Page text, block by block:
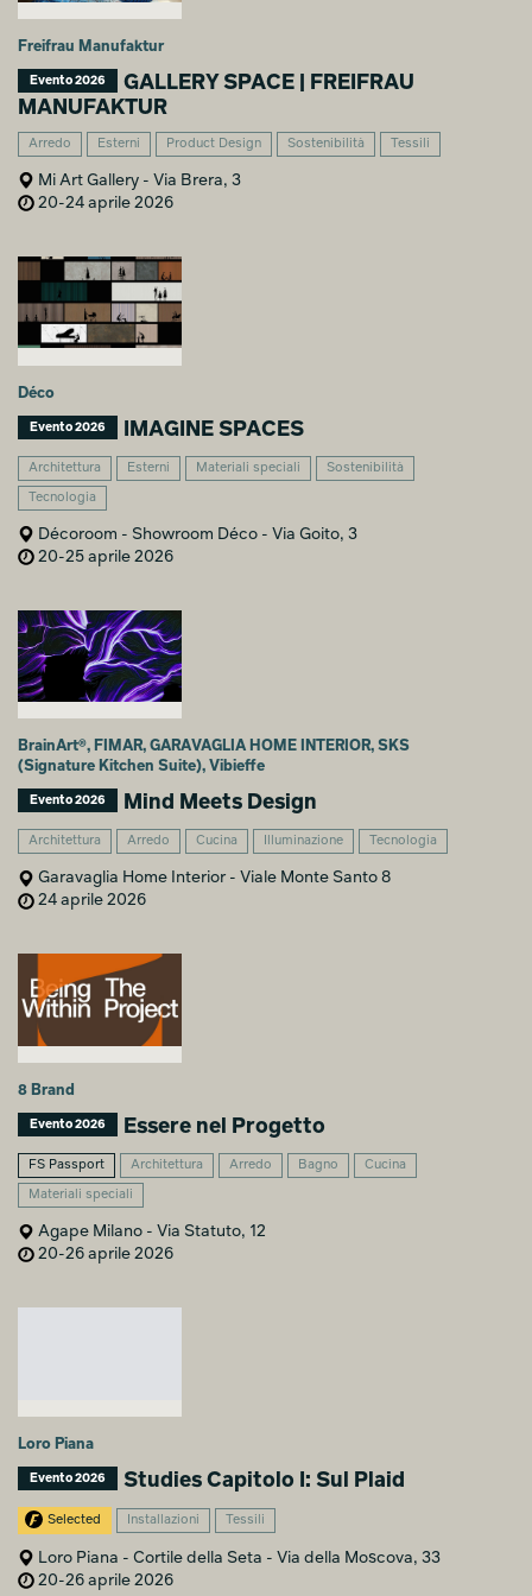
Freifrau Manufaktur
Evento 2026
GALLERY SPACE | FREIFRAU
MANUFAKTUR
Arredo Esterni Product Design Sostenibilità Tessili
Mi Art Gallery - Via Brera, 3
20-24 aprile 2026
Déco
Evento 2026 IMAGINE SPACES
Architettura Esterni Materiali speciali Sostenibilità
Tecnologia
Décoroom - Showroom Déco - Via Goito, 3
20-25 aprile 2026
BrainArt®, FIMAR, GARAVAGLIA HOME INTERIOR, SKS
(Signature Kitchen Suite), Vibieffe
Evento 2026 Mind Meets Design
Architettura Arredo Cucina Illuminazione Tecnologia
Garavaglia Home Interior - Viale Monte Santo 8
24 aprile 2026
8 Brand
Evento 2026 Essere nel Progetto
FS Passport Architettura Arredo Bagno Cucina
Materiali speciali
Agape Milano - Via Statuto, 12
20-26 aprile 2026
Loro Piana
Evento 2026 Studies Capitolo I: Sul Plaid
Selected Installazioni Tessili
Loro Piana - Cortile della Seta - Via della Moscova, 33
20-26 aprile 2026